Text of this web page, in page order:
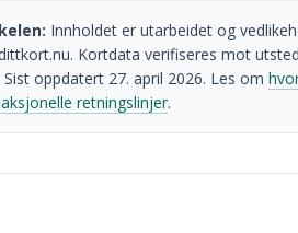
Innholdet er utarbeidet og
Kortdata verifiseres mot
oppdatert 27. april 2026. Les om
retningslinjer.